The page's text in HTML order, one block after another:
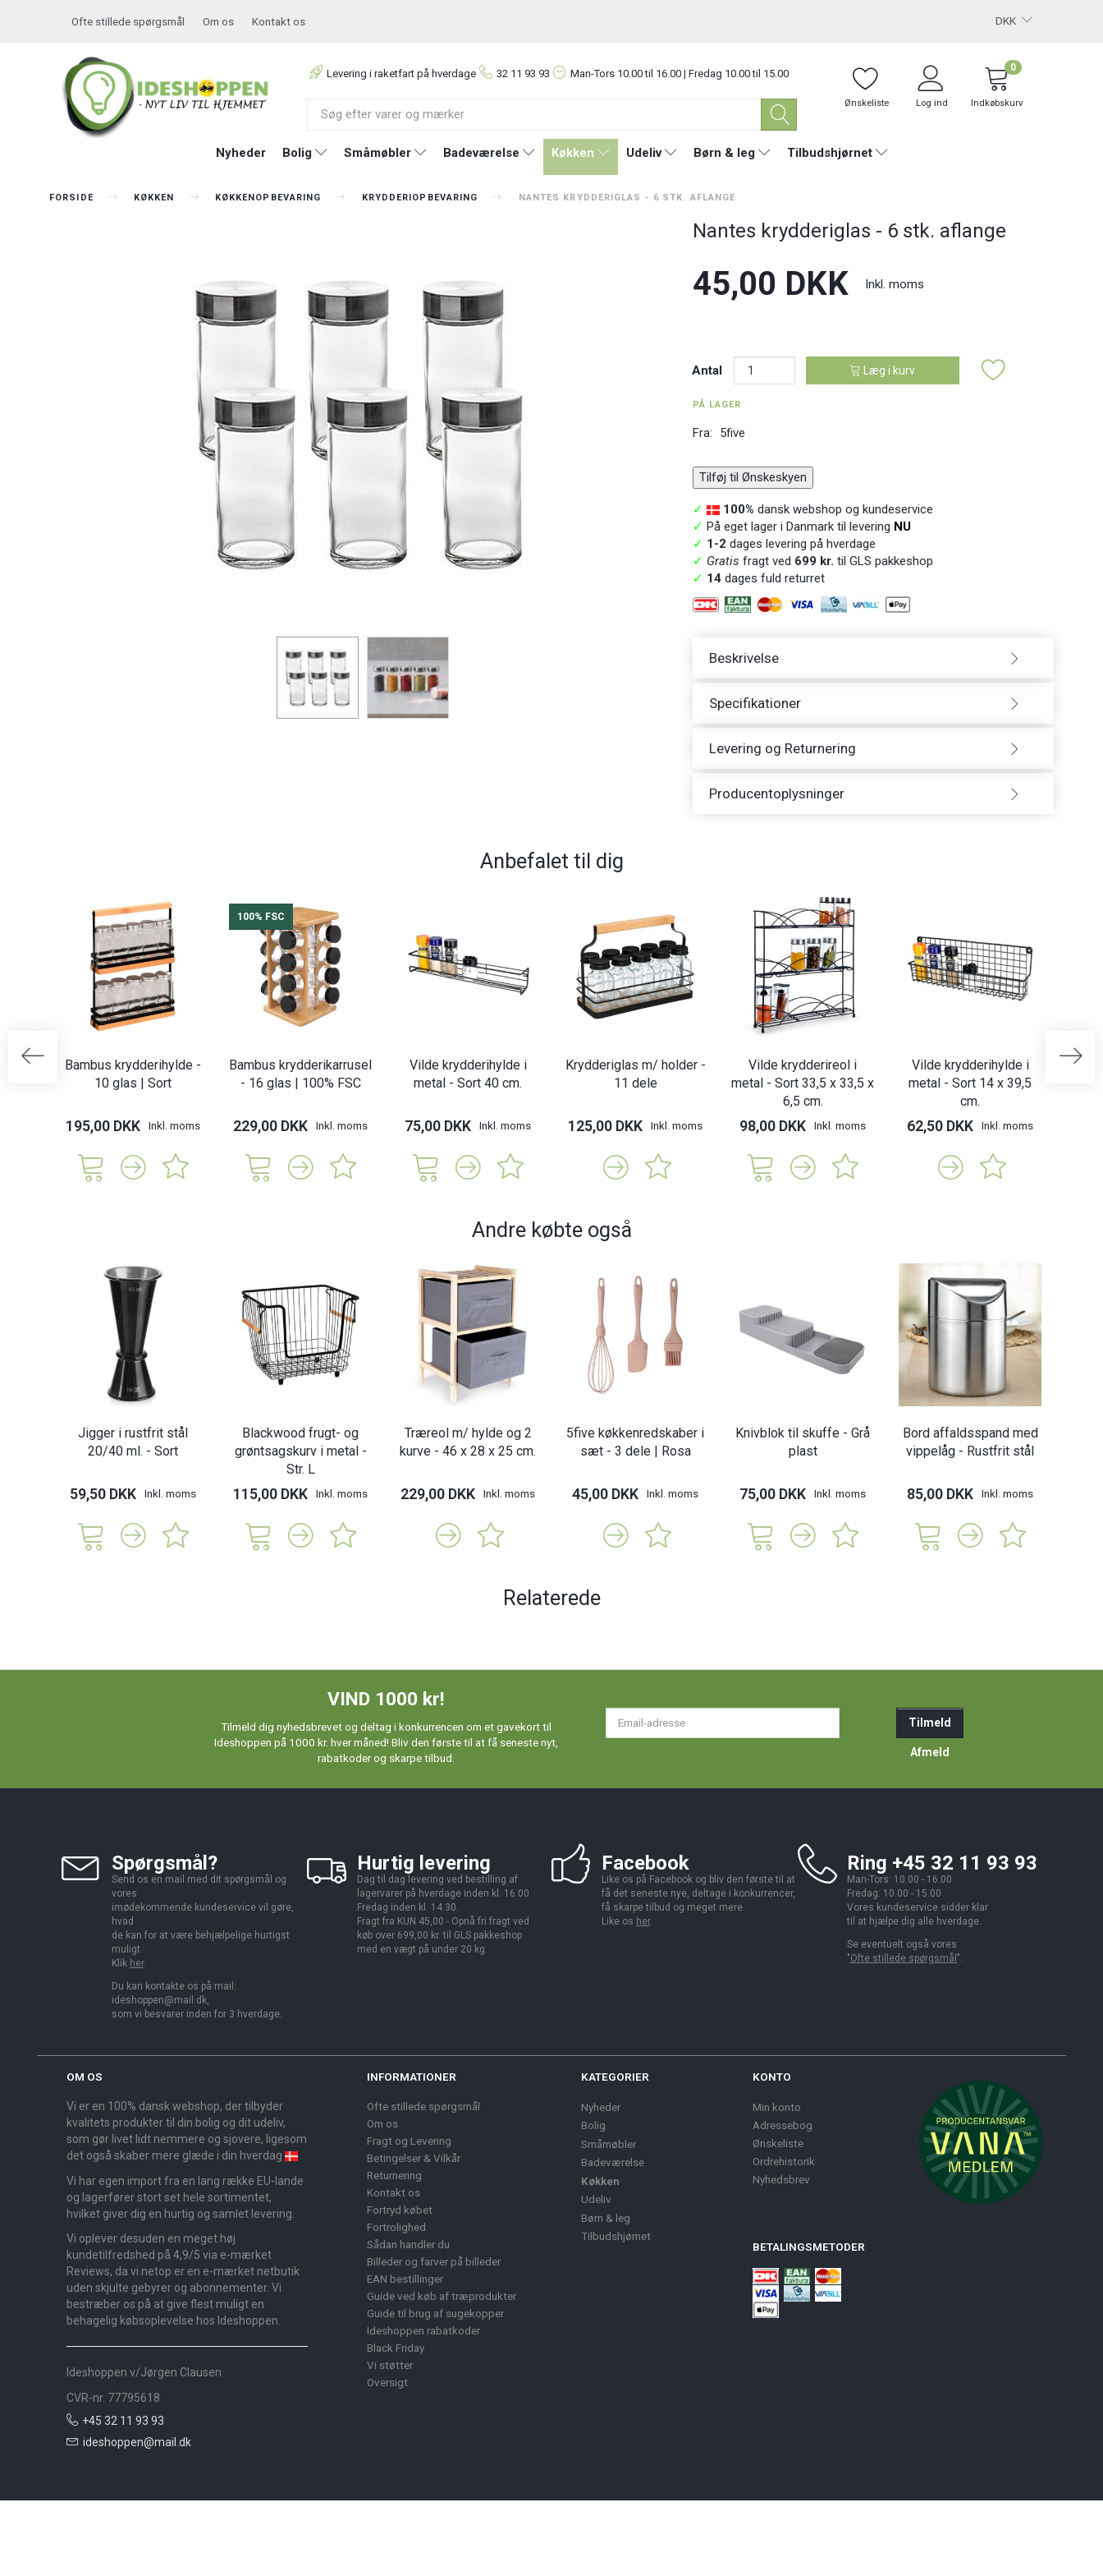
DKK
Ofte stillede spørgsmål Om os Kontakt os
Levering i raketfart på hverdage 32 11 93 93 Man-Tors 10.00 til 16.00 | Fredag 10.00 til 15.00
Ønskeliste Log ind Indkøbskurv
0
Nyheder Bolig Småmøbler Badeværelse Køkken Udeliv Børn & leg Tilbudshjørnet
FORSIDE KØKKEN KØKKENOPBEVARING KRYDDERIOPBEVARING NANTES KRYDDERIGLAS - 6 STK. AFLANGE
Nantes krydderiglas - 6 stk. aflange
45,00 DKK Inkl. moms
Antal Læg i kurv
PÅ LAGER
Fra: 5five
Tilføj til Ønskeskyen
✓ 100% dansk webshop og kundeservice
✓ På eget lager i Danmark til levering NU
✓ 1-2 dages levering på hverdage
✓ Gratis fragt ved 699 kr. til GLS pakkeshop
✓ 14dages fuld returret
Beskrivelse
Specifikationer
Levering og Returnering
Producentoplysninger
Anbefalet til dig
Bambus krydderihylde -
10 glas | Sort
195,00 DKK Inkl. moms
100% FSC
Bambus krydderikarrusel
- 16 glas | 100% FSC
229,00 DKK Inkl. moms
Vilde krydderihylde i
metal - Sort 40 cm.
75,00 DKK Inkl. moms
Krydderiglas m/ holder -
11 dele
125,00 DKK Inkl. moms
Vilde krydderireol i
metal - Sort 33,5 x 33,5 x
6,5 cm.
98,00 DKK Inkl. moms
Vilde krydderihylde i
metal - Sort 14 x 39,5
cm.
62,50 DKK Inkl. moms
Andre købte også
Jigger i rustfrit stål
20/40 ml. - Sort
59,50 DKK Inkl. moms
Blackwood frugt- og
grøntsagskurv i metal -
Str. L
115,00 DKK Inkl. moms
Træreol m/ hylde og 2
kurve - 46 x 28 x 25 cm.
229,00 DKK Inkl. moms
5five køkkenredskaber i
sæt - 3 dele | Rosa
45,00 DKK Inkl. moms
Knivblok til skuffe - Grå
plast
75,00 DKK Inkl. moms
Bord affaldsspand med
vippelåg - Rustfrit stål
85,00 DKK Inkl. moms
Relaterede
VIND 1000 kr!
Tilmeld dig nyhedsbrevet og deltag i konkurrencen om et gavekort til
Ideshoppen på 1000 kr. hver måned! Bliv den første til at få seneste nyt,
rabatkoder og skarpe tilbud.
Tilmeld
Afmeld
Spørgsmål?
Send os en mail med dit spørgsmål og
vores
imødekommende kundeservice vil gøre,
hvad
de kan for at være behjælpelige hurtigst
muligt.
Klik her.
Du kan kontakte os på mail:
ideshoppen@mail.dk,
som vi besvarer inden for 3 hverdage.
Hurtig levering
Dag til dag levering ved bestilling af
lagervarer på hverdage inden kl. 16.00.
Fredag inden kl. 14.30.
Fragt fra KUN 45,00 - Opnå fri fragt ved
køb over 699,00 kr. til GLS pakkeshop
med en vægt på under 20 kg.
Facebook
Like os på Facebook og bliv den første til at
få det seneste nye, deltage i konkurrencer,
få skarpe tilbud og meget mere.
Like os her.
Ring +45 32 11 93 93
Man-Tors: 10.00 - 16.00
Fredag: 10.00 - 15.00
Vores kundeservice sidder klar
til at hjælpe dig alle hverdage.
Se eventuelt også vores
"Ofte stillede spørgsmål ".
OM OS
Vi er en 100% dansk webshop, der tilbyder
kvalitets produkter til din bolig og dit udeliv,
som gør livet lidt nemmere og sjovere, ligesom
det også skaber mere glæde i din hverdag
Vi har egen import fra en lang række EU-lande
og lagerfører stort set hele sortimentet,
hvilket giver dig en hurtig og samlet levering.
Vi oplever desuden en meget høj
kundetilfredshed på 4,9/5 via e-mærket
Reviews, da vi netop er en e-mærket netbutik
uden skjulte gebyrer og abonnementer. Vi
bestræber os på at give flest muligt en
behagelig købsoplevelse hos Ideshoppen.
Ideshoppen v/Jørgen Clausen
CVR-nr. 77795618
+45 32 11 93 93
ideshoppen@mail.dk
INFORMATIONER
Ofte stillede spørgsmål
Om os
Fragt og Levering
Betingelser & Vilkår
Returnering
Kontakt os
Fortryd købet
Fortrolighed
Sådan handler du
Billeder og farver på billeder
EAN bestillinger
Guide ved køb af træprodukter
Guide til brug af sugekopper
Ideshoppen rabatkoder
Black Friday
Vi støtter
Oversigt
KATEGORIER
Nyheder
Bolig
Småmøbler
Badeværelse
Køkken
Udeliv
Børn & leg
Tilbudshjørnet
KONTO
Min konto
Adressebog
Ønskeliste
Ordrehistorik
Nyhedsbrev
BETALINGSMETODER